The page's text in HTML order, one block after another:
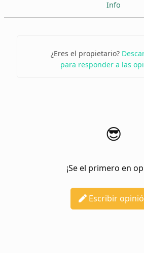
Info
¿Eres el propietario?
para responder a las
😎
¡Se el primero en
Escribir